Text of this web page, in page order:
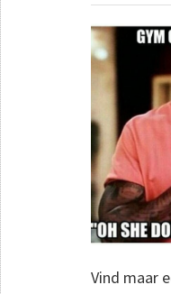
Vind maar